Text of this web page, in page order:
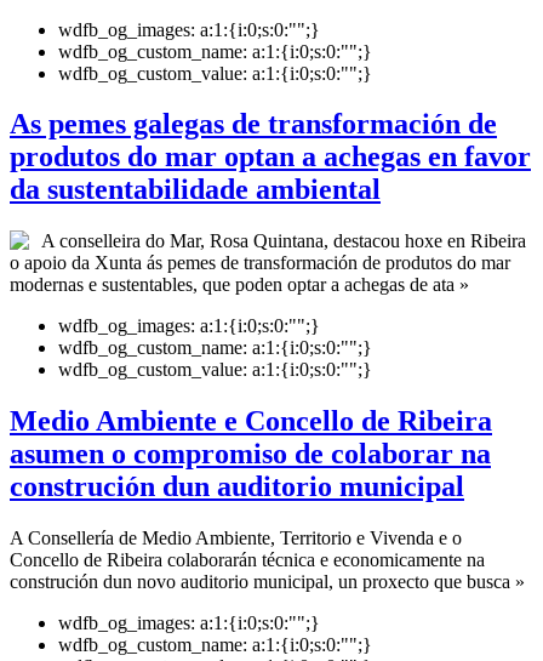
wdfb_og_images: a:1:{i:0;s:0:"";}
wdfb_og_custom_name: a:1:{i:0;s:0:"";}
wdfb_og_custom_value: a:1:{i:0;s:0:"";}
As pemes galegas de transformación de
produtos do mar optan a achegas en favor
da sustentabilidade ambiental
A conselleira do Mar, Rosa Quintana, destacou hoxe en Ribeira
o apoio da Xunta ás pemes de transformación de produtos do mar
modernas e sustentables, que poden optar a achegas de ata »
wdfb_og_images: a:1:{i:0;s:0:"";}
wdfb_og_custom_name: a:1:{i:0;s:0:"";}
wdfb_og_custom_value: a:1:{i:0;s:0:"";}
Medio Ambiente e Concello de Ribeira
asumen o compromiso de colaborar na
construción dun auditorio municipal
A Consellería de Medio Ambiente, Territorio e Vivenda e o
Concello de Ribeira colaborarán técnica e economicamente na
construción dun novo auditorio municipal, un proxecto que busca »
wdfb_og_images: a:1:{i:0;s:0:"";}
wdfb_og_custom_name: a:1:{i:0;s:0:"";}